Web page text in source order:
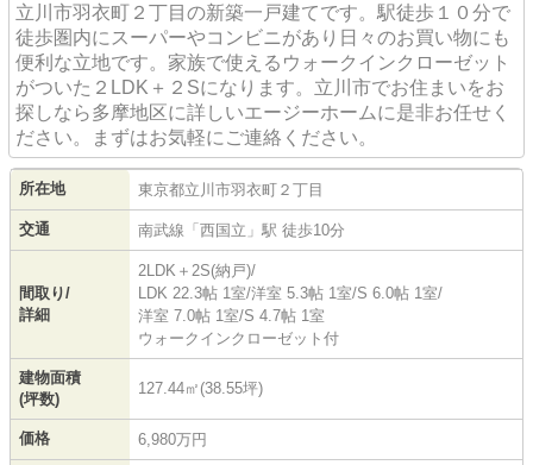
立川市羽衣町２丁目の新築一戸建てです。駅徒歩１０分で
徒歩圏内にスーパーやコンビニがあり日々のお買い物にも
便利な立地です。家族で使えるウォークインクローゼット
がついた２LDK＋２Sになります。立川市でお住まいをお
探しなら多摩地区に詳しいエージーホームに是非お任せく
ださい。まずはお気軽にご連絡ください。
所在地 東京都立川市羽衣町 ２丁目
交通 南武線 「 西国立 」駅 徒歩10分
間取り/
詳細
2LDK＋2S(納戸)/
LDK 22.3帖 1室/洋室 5.3帖 1室/S 6.0帖 1室/
洋室 7.0帖 1室/S 4.7帖 1室
ウォークインクローゼット付
建物面積
(坪数)
127.44㎡(38.55坪)
価格 6,980万円